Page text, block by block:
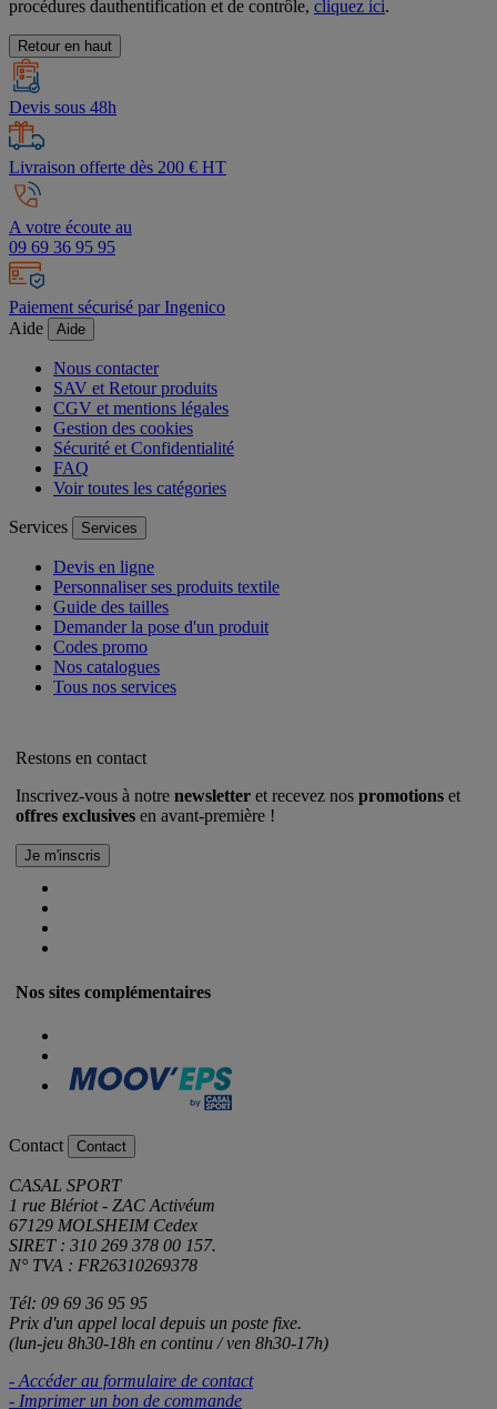
procédures dauthentification et de contrôle, cliquez ici.
Retour en haut
Devis sous 48h
Livraison offerte dès 200 € HT
A votre écoute au
09 69 36 95 95
Paiement sécurisé par Ingenico
Aide
Aide
Nous contacter
SAV et Retour produits
CGV et mentions légales
Gestion des cookies
Sécurité et Confidentialité
FAQ
Voir toutes les catégories
Services Services
Devis en ligne
Personnaliser ses produits textile
Guide des tailles
Demander la pose d'un produit
Codes promo
Nos catalogues
Tous nos services
Restons en contact
Inscrivez-vous à notre newsletter et recevez nos promotions et
offres exclusives en avant-première !
Nos sites complémentaires
Contact Contact
CASAL SPORT
1 rue Blériot - ZAC Activéum
67129 MOLSHEIM Cedex
SIRET : 310 269 378 00 157.
N° TVA : FR26310269378
Tél: 09 69 36 95 95
Prix d'un appel local depuis un poste fixe.
(lun-jeu 8h30-18h en continu / ven 8h30-17h)
- Accéder au formulaire de contact
- Imprimer un bon de commande